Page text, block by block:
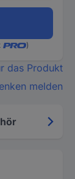
)
das Produkt
melden